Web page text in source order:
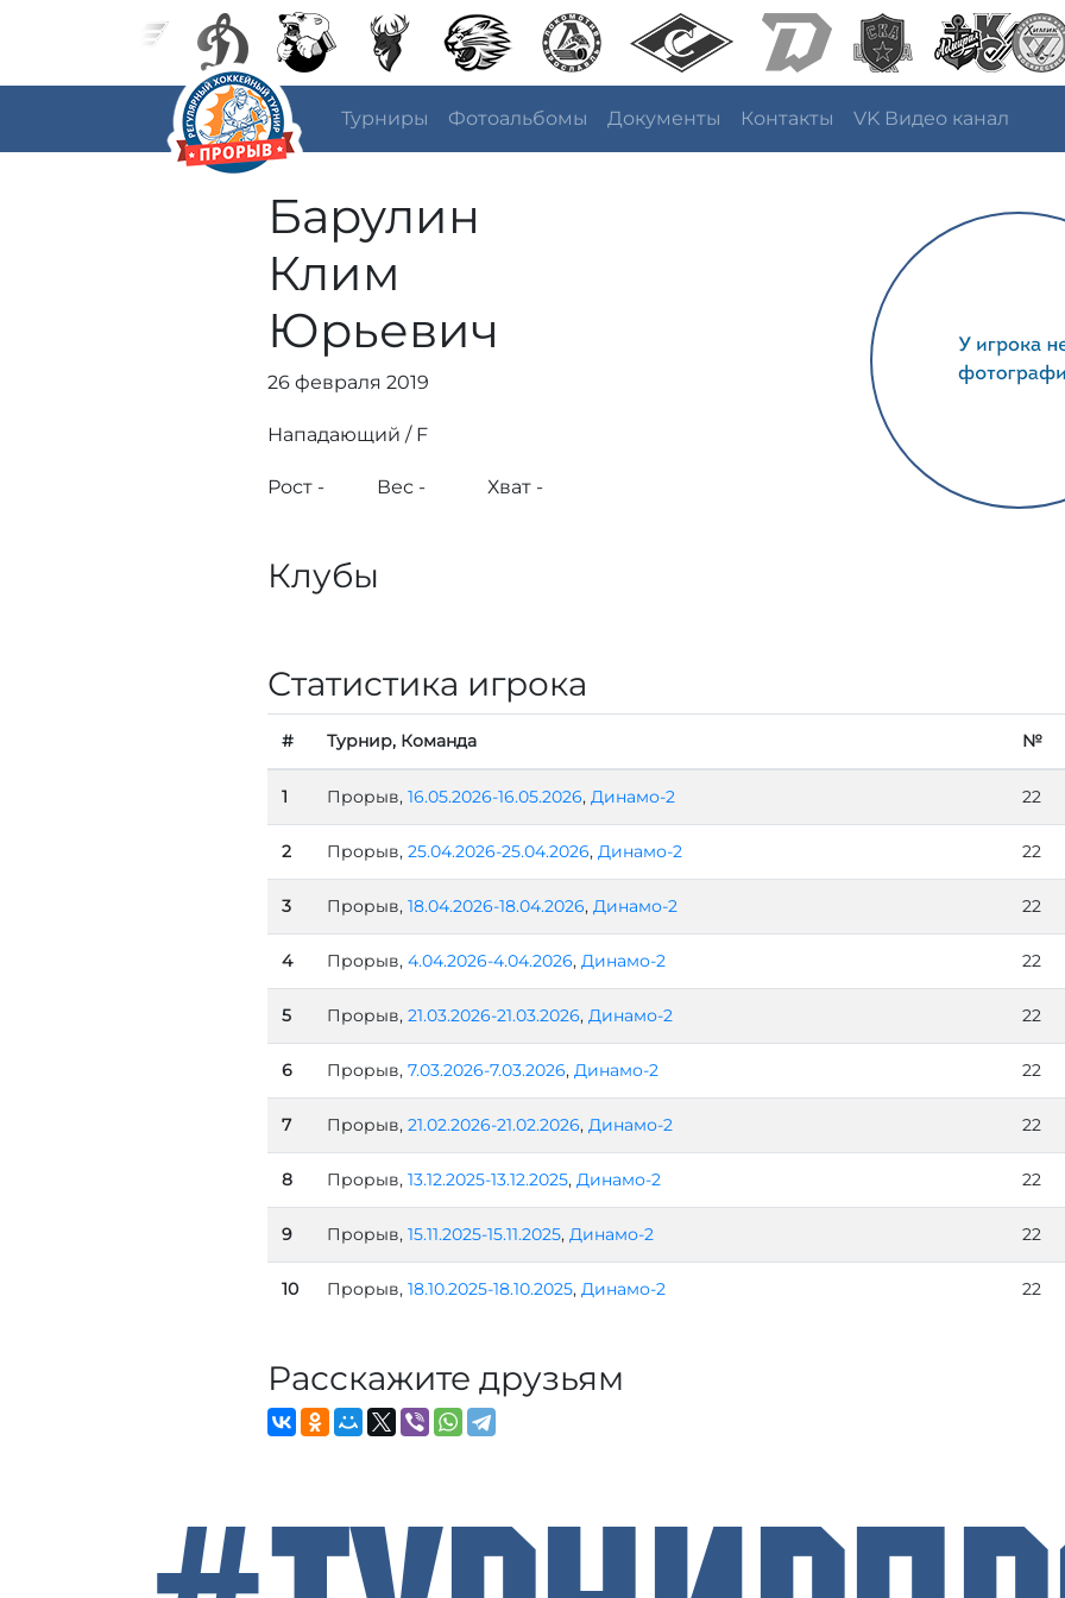
Турниры Фотоальбомы Документы Контакты VK Видео канал
Барулин
Клим
Юрьевич
26 февраля 2019
Нападающий / F
Рост - Вес - Хват -
Клубы
Статистика игрока
# Турнир, Команда №
1 Прорыв, 16.05.2026-16.05.2026, Динамо-2 22
2 Прорыв, 25.04.2026-25.04.2026, Динамо-2 22
3 Прорыв, 18.04.2026-18.04.2026, Динамо-2 22
4 Прорыв, 4.04.2026-4.04.2026, Динамо-2 22
5 Прорыв, 21.03.2026-21.03.2026, Динамо-2 22
6 Прорыв, 7.03.2026-7.03.2026, Динамо-2 22
7 Прорыв, 21.02.2026-21.02.2026, Динамо-2 22
8 Прорыв, 13.12.2025-13.12.2025, Динамо-2 22
9 Прорыв, 15.11.2025-15.11.2025, Динамо-2 22
10 Прорыв, 18.10.2025-18.10.2025, Динамо-2 22
Расскажите друзьям